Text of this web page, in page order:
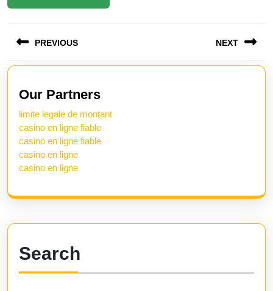
navigation
PREVIOUS
Previous
post:
NEXT
Our Partners
limite legale de montant
casino en ligne fiable
casino en ligne fiable
casino en ligne
casino en ligne
Search